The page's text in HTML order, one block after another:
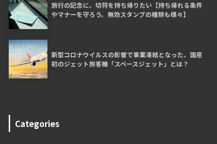
旅行の記念に、切符を持ち帰りたい【持ち帰れる条件
やマナーを守ろう。無効スタンプの種類も様々】
新型コロナウイルスの影響で事業凍結となった、国産
初のジェット旅客機「スペースジェット」とは？
Categories